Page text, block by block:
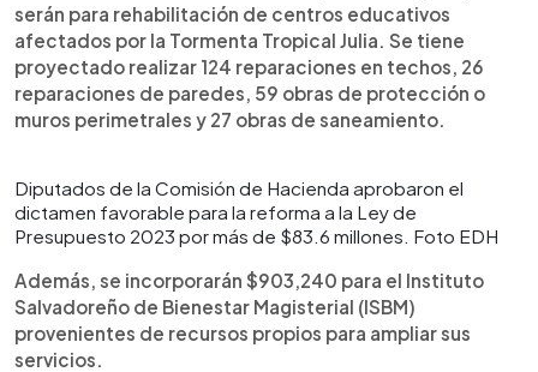
serán para rehabilitación de centros educativos
afectados por la Tormenta Tropical Julia. Se tiene
proyectado realizar 124 reparaciones en techos, 26
reparaciones de paredes, 59 obras de protección o
muros perimetrales y 27 obras de saneamiento.
Diputados de la Comisión de Hacienda aprobaron el
dictamen favorable para la reforma a la Ley de
Presupuesto 2023 por más de $83.6 millones. Foto EDH
Además, se incorporarán $903,240 para el Instituto
Salvadoreño de Bienestar Magisterial (ISBM)
provenientes de recursos propios para ampliar sus
servicios.